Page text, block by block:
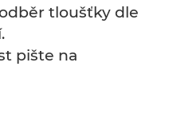
tloušťky dle
pište na